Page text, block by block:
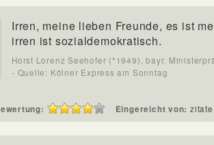
Irren, meine lieben Freunde, es ist
irren ist sozialdemokratisch.
Horst Lorenz Seehofer (*1949), bayr.
- Quelle: Kölner Express am Sonntag
Eingereicht von: